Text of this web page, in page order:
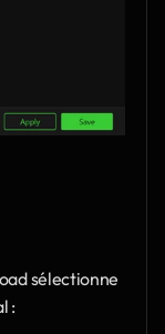
sélectionne
: